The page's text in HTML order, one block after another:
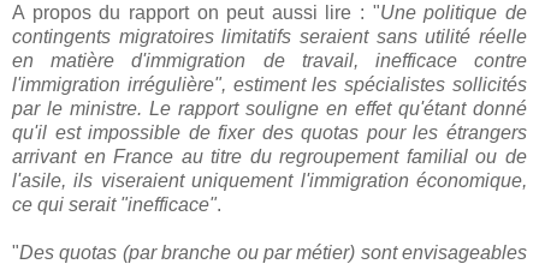
A propos du rapport on peut aussi lire : "Une politique de
contingents migratoires limitatifs seraient sans utilité réelle
en matière d'immigration de travail, inefficace contre
l'immigration irrégulière", estiment les spécialistes sollicités
par le ministre. Le rapport souligne en effet qu'étant donné
qu'il est impossible de fixer des quotas pour les étrangers
arrivant en France au titre du regroupement familial ou de
l'asile, ils viseraient uniquement l'immigration économique,
ce qui serait "inefficace".
"Des quotas (par branche ou par métier) sont envisageables